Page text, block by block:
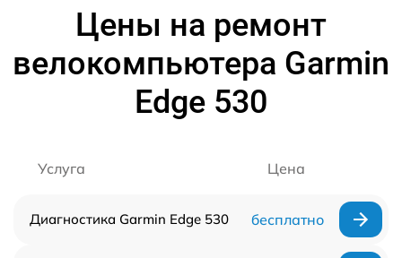
Цены на ремонт
велокомпьютера Garmin
Edge 530
Услуга Цена
Диагностика Garmin Edge 530 бесплатно